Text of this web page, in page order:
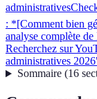
administratives
: *[Comment bien
analyse complète
Recherchez sur
administratives
Sommaire(16